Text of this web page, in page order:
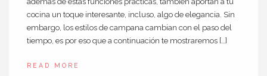
cocina un toque interesante, incluso, algo de elegancia. Sin
embargo, los estilos de campana cambian con el paso del
tiempo, es por eso que a continuación te mostraremos […]
READ MORE